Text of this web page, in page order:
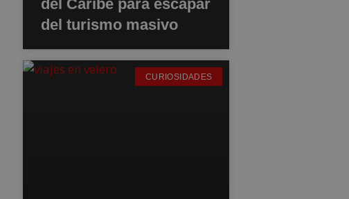
del Caribe para escapar
del turismo masivo
CURIOSIDADES